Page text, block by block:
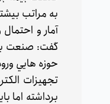
به مراتب
آمار و
گفت: صنعت
حوزه هايي
تجهيزات
برداشته اما